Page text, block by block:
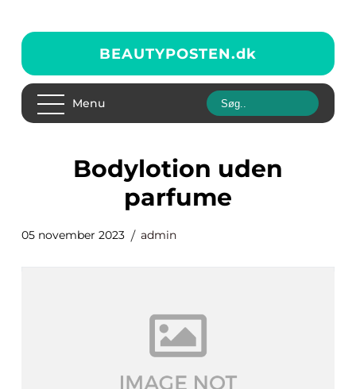
BEAUTYPOSTEN.dk
Menu
bodylotion uden
parfume
05 november 2023 admin